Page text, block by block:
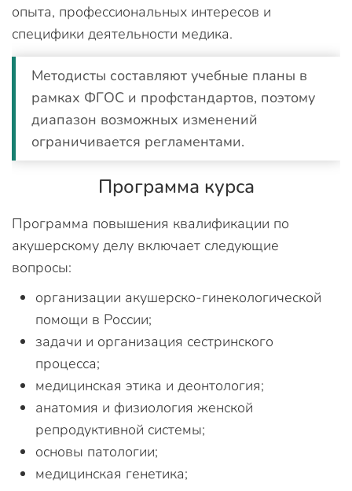
опыта, профессиональных интересов и
специфики деятельности медика.
Методисты составляют учебные планы в
рамках ФГОС и профстандартов, поэтому
диапазон возможных изменений
ограничивается регламентами.
Программа курса
Программа повышения квалификации по
акушерскому делу включает следующие
вопросы:
организации акушерско-гинекологической
помощи в России;
задачи и организация сестринского
процесса;
медицинская этика и деонтология;
анатомия и физиология женской
репродуктивной системы;
основы патологии;
медицинская генетика;